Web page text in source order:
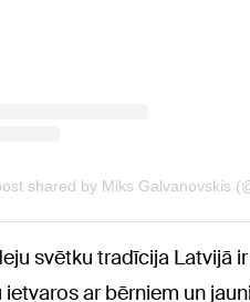
svētku tradīcija Latvijā
ar bērniem un